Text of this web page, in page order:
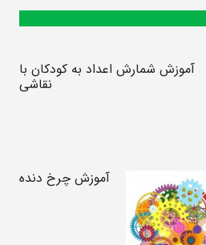
آموزش شمارش اعداد به کودکان با
نقاشی
آموزش چرخ دنده